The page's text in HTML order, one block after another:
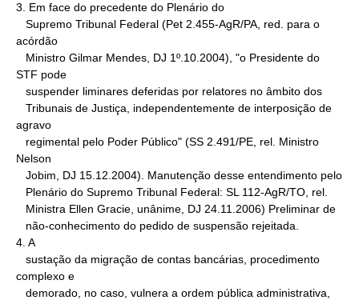
3. Em face do precedente do Plenário do
acórdão
STF pode
agravo
Nelson
4. A
complexo e